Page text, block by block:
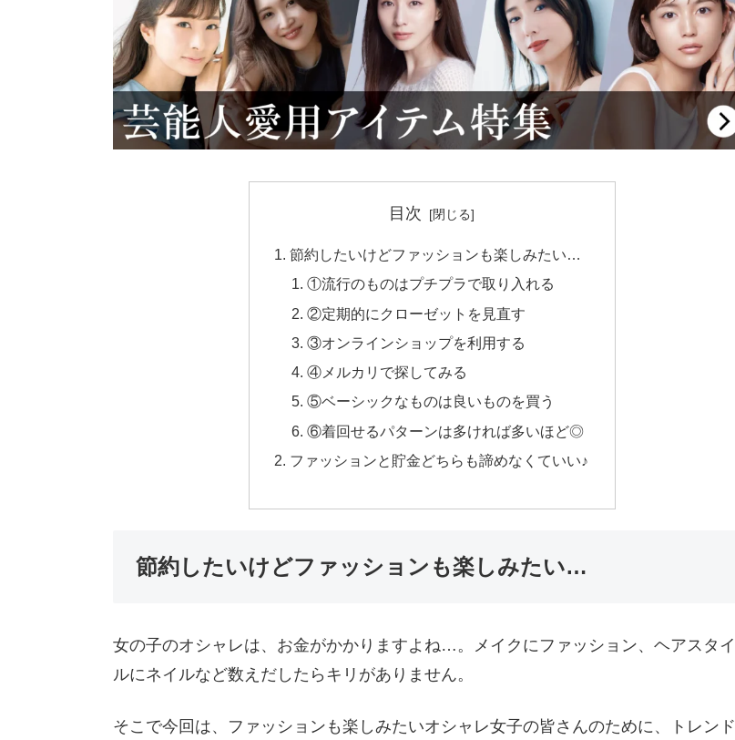
目次
節約したいけどファッションも楽しみたい…
①流行のものはプチプラで取り入れる
②定期的にクローゼットを見直す
③オンラインショップを利用する
④メルカリで探してみる
⑤ベーシックなものは良いものを買う
⑥着回せるパターンは多ければ多いほど◎
ファッションと貯金どちらも諦めなくていい♪
節約したいけどファッションも楽しみたい…
女の子のオシャレは、お金がかかりますよね…。メイクにファッション、ヘアスタイ
ルにネイルなど数えだしたらキリがありません。
そこで今回は、ファッションも楽しみたいオシャレ女子の皆さんのために、トレンド